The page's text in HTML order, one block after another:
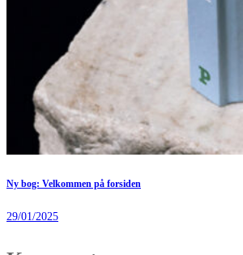
Ny bog: Velkommen på forsiden
29/01/2025